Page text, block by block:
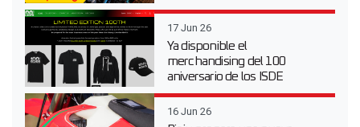
17 Jun 26
Ya disponible el
merchandising del 100
aniversario de los ISDE
16 Jun 26